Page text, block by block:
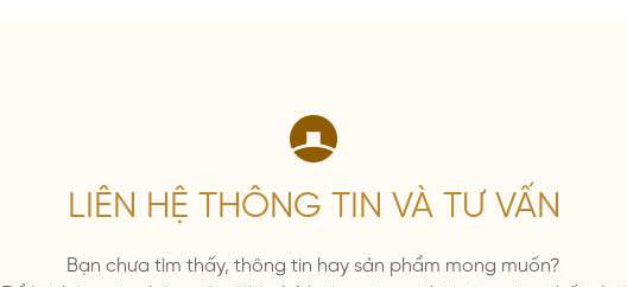
LIÊN HỆ THÔNG TIN VÀ TƯ VẤN
Bạn chưa tìm thấy, thông tin hay sản phẩm mong muốn?